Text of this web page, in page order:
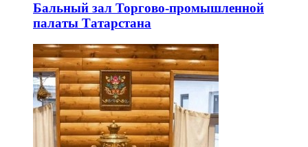
Бальный зал Торгово-промышленной
палаты Татарстана